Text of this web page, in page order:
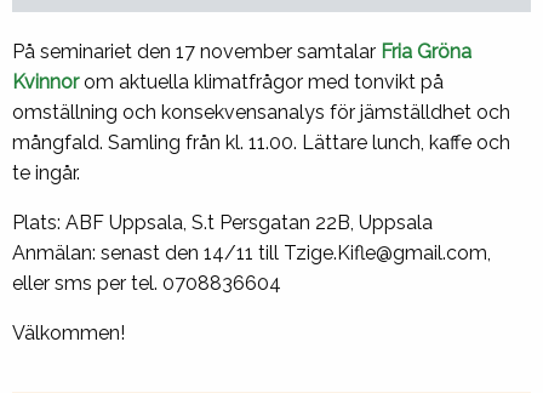
På seminariet den 17 november samtalar Fria Gröna
Kvinnorom aktuella klimatfrågor med tonvikt på
omställning och konsekvensanalys för jämställdhet och
mångfald. Samling från kl. 11.00. Lättare lunch, kaffe och
te ingår.
Plats: ABF Uppsala, S.t Persgatan 22B, Uppsala
Anmälan: senast den 14/11 till Tzige.Kifle@gmail.com,
eller sms per tel. 0708836604
Välkommen!